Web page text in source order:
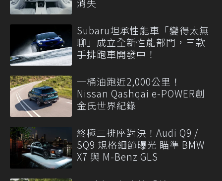
Subaru坦承性能車「變得太無
聊」成立全新性能部門，三款
手排跑車開發中！
一桶油跑近2,000公里！
Nissan Qashqai e-POWER創
金氏世界紀錄
終極三排座對決！Audi Q9 /
SQ9 規格細節曝光 瞄準 BMW
X7 與 M-Benz GLS